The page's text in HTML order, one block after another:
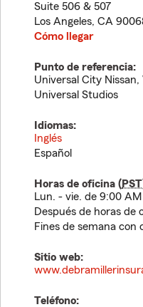
Suite 506 & 507
Los Angeles, CA
Cómo llegar
Punto de referencia:
Universal City
Universal Studios
Idiomas:
Inglés
Español
Horas de oficina (PST
Lun. - vie. de 9:00 AM
Después de horas de
Fines de semana con
Sitio web:
Teléfono: